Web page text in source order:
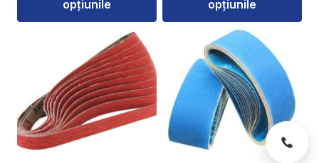
136,00 lei
opțiunile
multe
variații.
Opțiunile
pot
opțiunile
multe
variații.
Opțiunile